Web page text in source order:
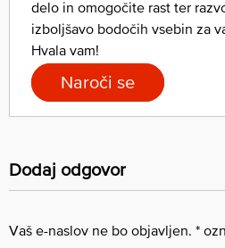
delo in omogočite rast ter
izboljšavo bodočih vsebin za
Hvala vam!
Naroči se
Dodaj odgovor
Vaš e-naslov ne bo objavljen. *